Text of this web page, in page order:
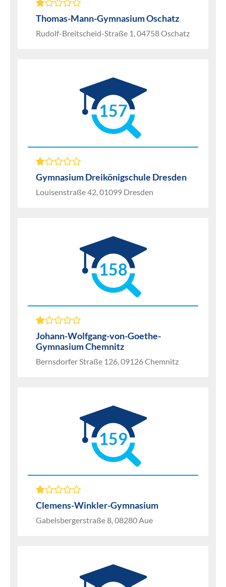
Thomas-Mann-Gymnasium Oschatz
Rudolf-Breitscheid-Straße 1, 04758 Oschatz
157
Gymnasium Dreikönigschule Dresden
Louisenstraße 42, 01099 Dresden
158
Johann-Wolfgang-von-Goethe-
Gymnasium Chemnitz
Bernsdorfer Straße 126, 09126 Chemnitz
159
Clemens-Winkler-Gymnasium
Gabelsbergerstraße 8, 08280 Aue